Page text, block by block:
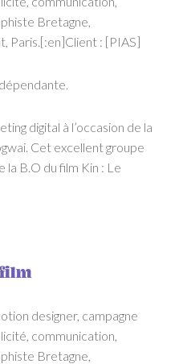
Bretagne,
Paris.[:en]Client : [PIAS]
digital à l’occasion de la
Cet excellent groupe
B.O du film Kin : Le
film
designer, campagne
communication,
Bretagne,